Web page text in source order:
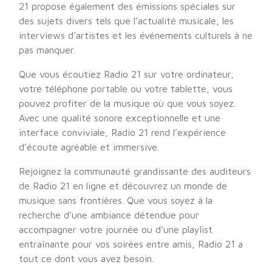
21 propose également des émissions spéciales sur
des sujets divers tels que l’actualité musicale, les
interviews d’artistes et les événements culturels à ne
pas manquer.
Que vous écoutiez Radio 21 sur votre ordinateur,
votre téléphone portable ou votre tablette, vous
pouvez profiter de la musique où que vous soyez.
Avec une qualité sonore exceptionnelle et une
interface conviviale, Radio 21 rend l’expérience
d’écoute agréable et immersive.
Rejoignez la communauté grandissante des auditeurs
de Radio 21 en ligne et découvrez un monde de
musique sans frontières. Que vous soyez à la
recherche d’une ambiance détendue pour
accompagner votre journée ou d’une playlist
entraînante pour vos soirées entre amis, Radio 21 a
tout ce dont vous avez besoin.